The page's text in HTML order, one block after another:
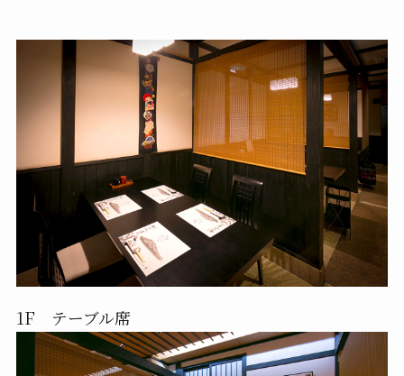
1F テーブル席